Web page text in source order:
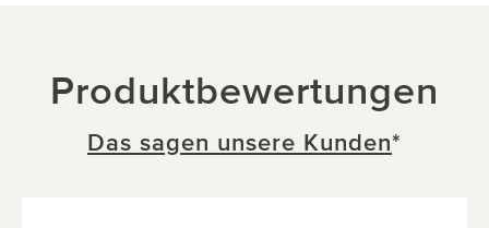
Produktbewertungen
Das sagen unsere Kunden*